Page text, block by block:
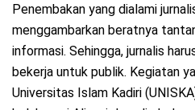
Penembakan yang dialami
menggambarkan beratnya
informasi. Sehingga, jurnalis
bekerja untuk publik. Kegiatan
Universitas Islam Kadiri